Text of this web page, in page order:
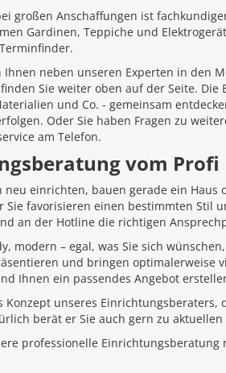
großen Anschaffungen ist
Gardinen, Teppiche und
neben unseren Experten in den
Sie weiter oben auf der Seite.
und Co. - gemeinsam
Oder Sie haben Fragen zu
am Telefon.
vom Profi
neu einrichten, bauen gerade ein
Sie favorisieren einen bestimmten Stil
an der Hotline die richtigen
modern – egal, was Sie sich
und bringen optimalerweise
Ihnen ein passendes Angebot
Konzept unseres
berät er Sie auch gern zu
professionelle